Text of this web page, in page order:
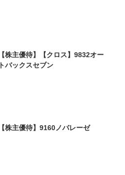
【株主優待】【クロス】9832オー
トバックスセブン
【株主優待】9160ノバレーゼ